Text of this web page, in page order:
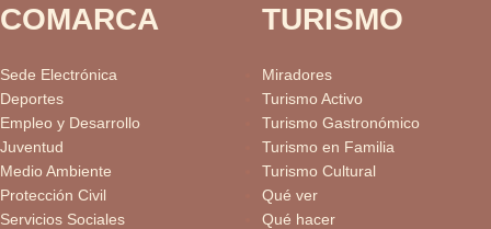
COMARCA
Sede Electrónica
Deportes
Empleo y Desarrollo
Juventud
Medio Ambiente
Protección Civil
Servicios Sociales
TURISMO
Miradores
Turismo Activo
Turismo Gastronómico
Turismo en Familia
Turismo Cultural
Qué ver
Qué hacer